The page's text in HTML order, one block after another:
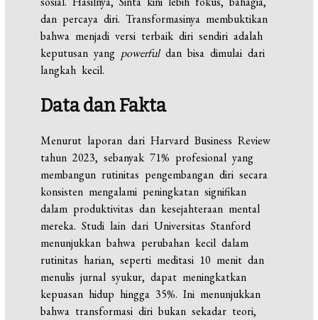
dan percaya diri. Transformasinya membuktikan
bahwa menjadi versi terbaik diri sendiri adalah
keputusan yang powerfuldan bisa dimulai dari
langkah kecil.
Data dan Fakta
Menurut laporan dari Harvard Business Review
tahun 2023, sebanyak 71% profesional yang
membangun rutinitas pengembangan diri secara
konsisten mengalami peningkatan signifikan
dalam produktivitas dan kesejahteraan mental
mereka. Studi lain dari Universitas Stanford
menunjukkan bahwa perubahan kecil dalam
rutinitas harian, seperti meditasi 10 menit dan
menulis jurnal syukur, dapat meningkatkan
kepuasan hidup hingga 35%. Ini menunjukkan
bahwa transformasi diri bukan sekadar teori,